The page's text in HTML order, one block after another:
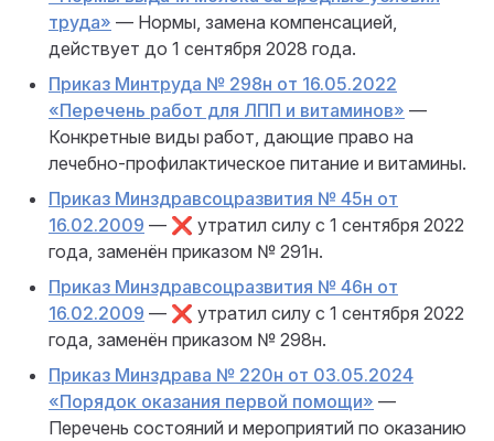
труда» — Нормы, замена компенсацией,
действует до 1 сентября 2028 года.
Приказ Минтруда № 298н от 16.05.2022
«Перечень работ для ЛПП и витаминов» —
Конкретные виды работ, дающие право на
лечебно-профилактическое питание и витамины.
Приказ Минздравсоцразвития № 45н от
16.02.2009 — ❌ утратил силу с 1 сентября 2022
года, заменён приказом № 291н.
Приказ Минздравсоцразвития № 46н от
16.02.2009 — ❌ утратил силу с 1 сентября 2022
года, заменён приказом № 298н.
Приказ Минздрава № 220н от 03.05.2024
«Порядок оказания первой помощи» —
Перечень состояний и мероприятий по оказанию